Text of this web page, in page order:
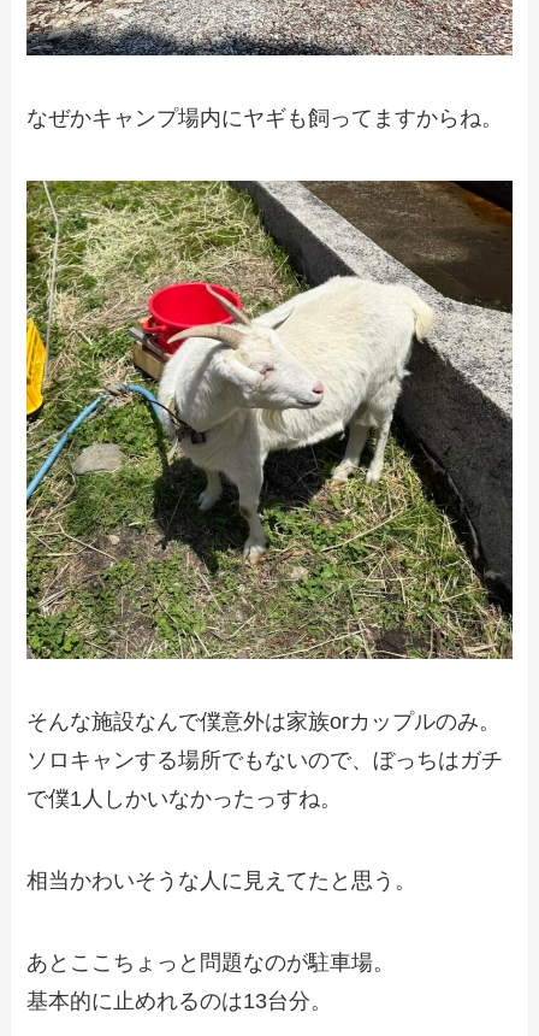
なぜかキャンプ場内にヤギも飼ってますからね。
そんな施設なんで僕意外は家族orカップルのみ。
ソロキャンする場所でもないので、ぼっちはガチ
で僕1人しかいなかったっすね。
相当かわいそうな人に見えてたと思う。
あとここちょっと問題なのが駐車場。
基本的に止めれるのは13台分。